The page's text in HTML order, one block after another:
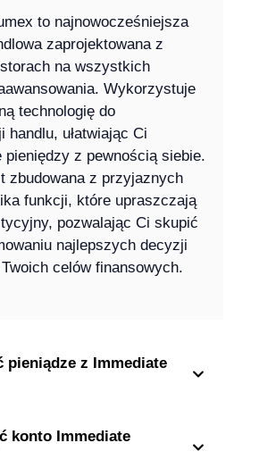
to najnowocześniejsza
zaprojektowana z
na wszystkich
Wykorzystuje
technologię do
handlu, ułatwiając Ci
pieniędzy z pewnością siebie.
zbudowana z przyjaznych
funkcji, które upraszczają
pozwalając Ci skupić
najlepszych decyzji
celów finansowych.
pieniądze z Immediate
konto Immediate